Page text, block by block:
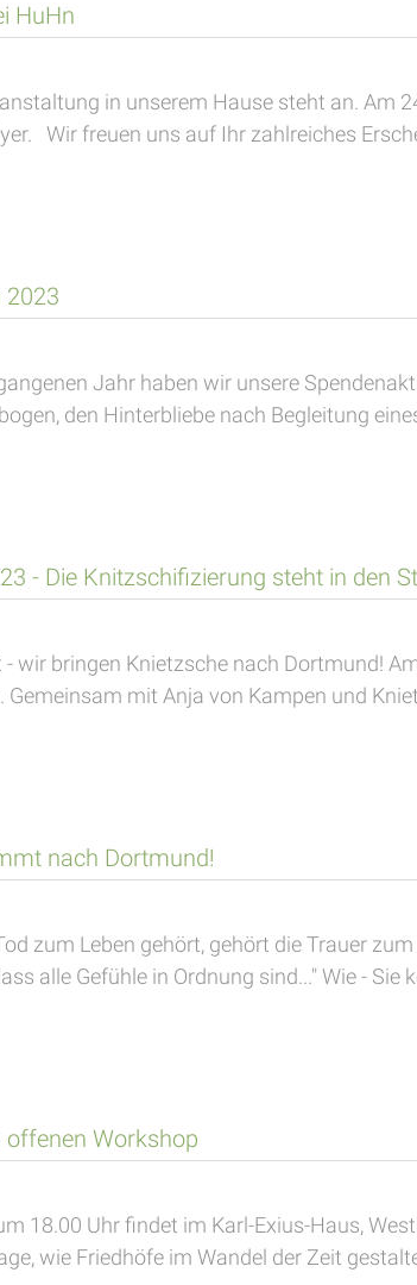
HuHn
in unserem Hause steht an. Am
Wir freuen uns auf Ihr zahlreiches
2023
Jahr haben wir unsere
den Hinterbliebe nach Begleitung
- Die Knitzschifizierung steht in den
- wir bringen Knietzsche nach Dortmund!
Gemeinsam mit Anja von Kampen und
nach Dortmund!
zum Leben gehört, gehört die Trauer
alle Gefühle in Ordnung sind..." Wie - Sie
offenen Workshop
18.00 Uhr findet im Karl-Exius-Haus,
wie Friedhöfe im Wandel der Zeit